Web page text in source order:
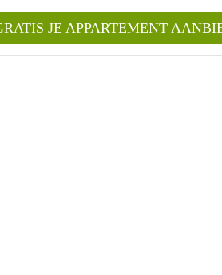
in Den Bosch?
JE APPARTEMENT